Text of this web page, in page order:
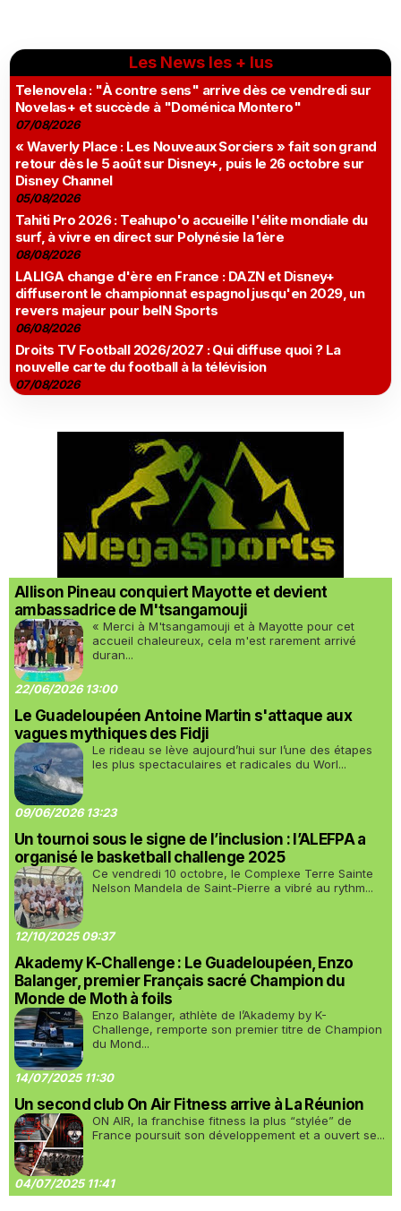
Les News les + lus
Telenovela : "À contre sens" arrive dès ce vendredi sur
Novelas+ et succède à "Doménica Montero"
07/08/2026
« Waverly Place : Les Nouveaux Sorciers » fait son grand
retour dès le 5 août sur Disney+, puis le 26 octobre sur
Disney Channel
05/08/2026
Tahiti Pro 2026 : Teahupo'o accueille l'élite mondiale du
surf, à vivre en direct sur Polynésie la 1ère
08/08/2026
LALIGA change d'ère en France : DAZN et Disney+
diffuseront le championnat espagnol jusqu'en 2029, un
revers majeur pour beIN Sports
06/08/2026
Droits TV Football 2026/2027 : Qui diffuse quoi ? La
nouvelle carte du football à la télévision
07/08/2026
Allison Pineau conquiert Mayotte et devient
ambassadrice de M'tsangamouji
« Merci à M'tsangamouji et à Mayotte pour cet
accueil chaleureux, cela m'est rarement arrivé
duran...
22/06/2026 13:00
Le Guadeloupéen Antoine Martin s'attaque aux
vagues mythiques des Fidji
Le rideau se lève aujourd’hui sur l’une des étapes
les plus spectaculaires et radicales du Worl...
09/06/2026 13:23
Un tournoi sous le signe de l’inclusion : l’ALEFPA a
organisé le basketball challenge 2025
Ce vendredi 10 octobre, le Complexe Terre Sainte
Nelson Mandela de Saint-Pierre a vibré au rythm...
12/10/2025 09:37
Akademy K-Challenge : Le Guadeloupéen, Enzo
Balanger, premier Français sacré Champion du
Monde de Moth à foils
Enzo Balanger, athlète de l’Akademy by K-
Challenge, remporte son premier titre de Champion
du Mond...
14/07/2025 11:30
Un second club On Air Fitness arrive à La Réunion
ON AIR, la franchise fitness la plus “stylée” de
France poursuit son développement et a ouvert se...
04/07/2025 11:41